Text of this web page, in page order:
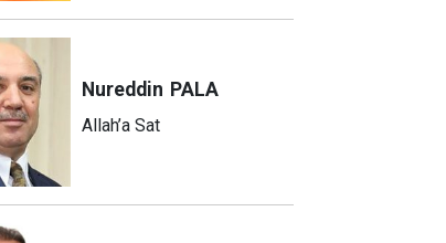
Nureddin PALA
Allah’a Sat